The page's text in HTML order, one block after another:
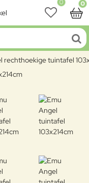
0 0
rechthoekige tuintafel